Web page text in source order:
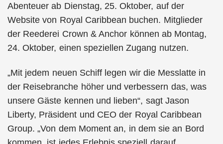
Abenteuer ab Dienstag, 25. Oktober, auf der
Website von Royal Caribbean buchen. Mitglieder
der Reederei Crown & Anchor können ab Montag,
24. Oktober, einen speziellen Zugang nutzen.
„Mit jedem neuen Schiff legen wir die Messlatte in
der Reisebranche höher und verbessern das, was
unsere Gäste kennen und lieben“, sagt Jason
Liberty, Präsident und CEO der Royal Caribbean
Group. „Von dem Moment an, in dem sie an Bord